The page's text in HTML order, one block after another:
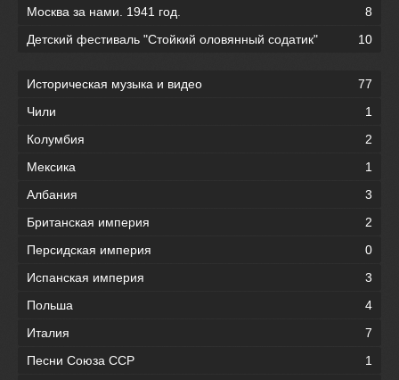
Москва за нами. 1941 год.
8
Детский фестиваль "Стойкий оловянный содатик"
10
Историческая музыка и видео
77
Чили
1
Колумбия
2
Мексика
1
Албания
3
Британская империя
2
Персидская империя
0
Испанская империя
3
Польша
4
Италия
7
Песни Союза ССР
1